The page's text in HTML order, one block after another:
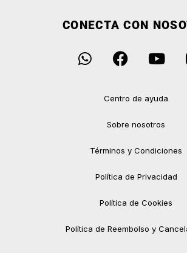
CONECTA CON
Centro de ayuda
Sobre nosotros
Términos y Condiciones
Política de Privacidad
Política de Cookies
Política de Reembolso y